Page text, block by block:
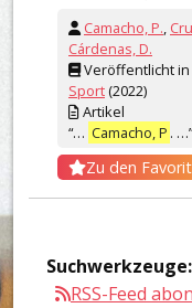
Camacho, P.,
Cárdenas, D.
Veröffentlicht in
Sport (2022)
Artikel
“… Camacho, P .
Zu den
Suchwerkzeuge:
RSS-Feed